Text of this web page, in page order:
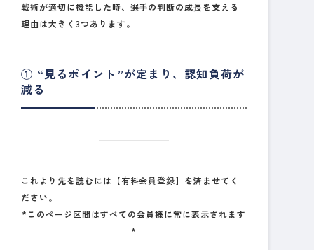
戦術が適切に機能した時、選手の判断の成長を支える
理由は大きく3つあります。
① “見るポイント”が定まり、認知負荷が
減る
これより先を読むには 【有料会員登録】 を済ませてく
ださい。
*このページ区間はすべての会員様に常に表示されます
*